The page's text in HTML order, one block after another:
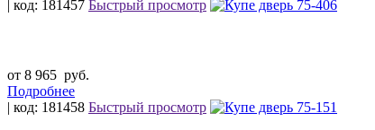
| код: 181457 Быстрый просмотр
от 8 965 руб.
Подробнее
| код: 181458 Быстрый просмотр